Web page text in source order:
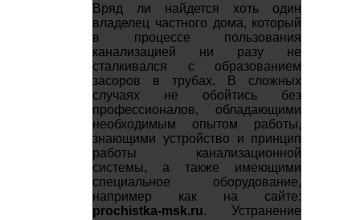
Вряд ли найдется хоть один
владелец частного дома, который
в процессе пользования
канализацией ни разу не
сталкивался с образованием
засоров в трубах. В сложных
случаях не обойтись без
профессионалов, обладающими
необходимым опытом работы,
знающими устройство и принцип
работы канализационной
системы, а также имеющими
специальное оборудование,
например как на сайте:
prochistka-msk.ru. Устранение